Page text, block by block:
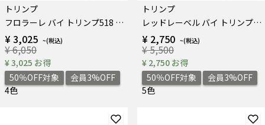
トリンプ
フロラーレ バイ トリンプ518 ブラジャー
¥ 3,025
¥ 6,050
¥ 3,025 お得
50％OFF対象
会員3%OFF
4色
トリンプ
レッドレーベル バイ トリンプ0115 ブラジャー
¥ 2,750
¥ 5,500
¥ 2,750 お得
50％OFF対象
会員3%OFF
5色